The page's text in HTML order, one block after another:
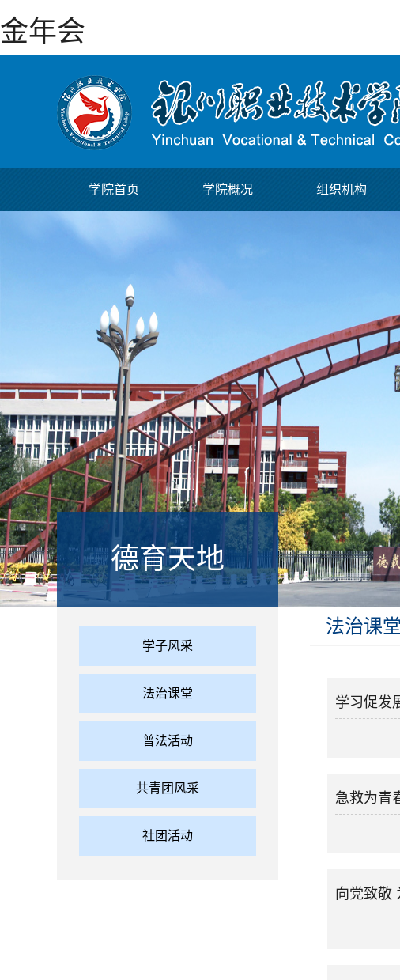
金年会
学院首页 学院概况 组织机构
德育天地
学子风采
法治课堂
普法活动
共青团风采
社团活动
法治课堂
学习促发
急救为青
向党致敬